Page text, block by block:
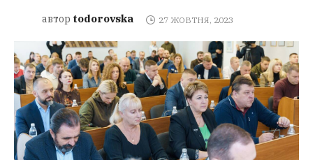
автор todorovska 27 ЖОВТНЯ, 2023